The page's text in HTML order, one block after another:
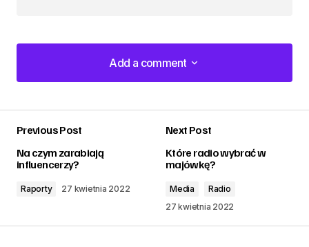
Add a comment
Add a comment
Previous Post
Na czym zarabiają
influencerzy?
Raporty 27 kwietnia 2022
Next Post
Które radio wybrać w
majówkę?
Media
Radio
27 kwietnia 2022